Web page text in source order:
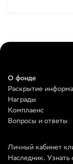
О фонде
Раскрытие
Награды
Комплаенс
Вопросы и ответы
Личный кабинет
Наследник. Узнать